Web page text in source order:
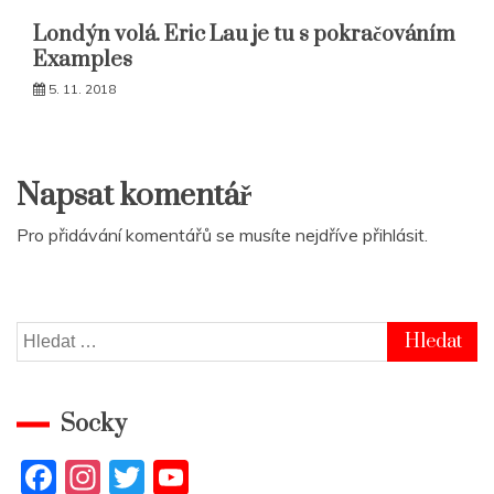
Londýn volá. Eric Lau je tu s pokračováním
Examples
5. 11. 2018
Napsat komentář
Pro přidávání komentářů se musíte nejdříve přihlásit.
Vyhledávání
Socky
F
In T